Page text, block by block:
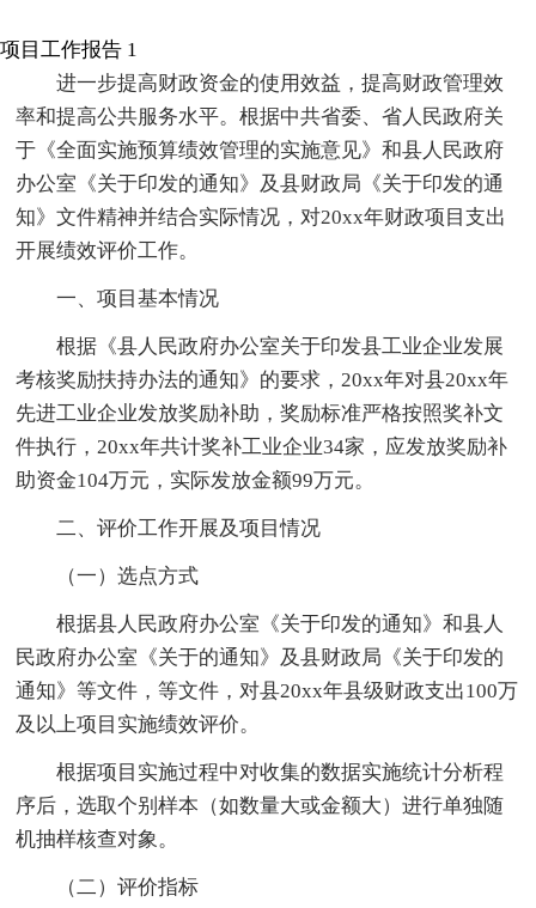
项目工作报告 1
进一步提高财政资金的使用效益，提高财政管理效
率和提高公共服务水平。根据中共省委、省人民政府关
于《全面实施预算绩效管理的实施意见》和县人民政府
办公室《关于印发的通知》及县财政局《关于印发的通
知》文件精神并结合实际情况，对20xx年财政项目支出
开展绩效评价工作。
一、项目基本情况
根据《县人民政府办公室关于印发县工业企业发展
考核奖励扶持办法的通知》的要求，20xx年对县20xx年
先进工业企业发放奖励补助，奖励标准严格按照奖补文
件执行，20xx年共计奖补工业企业34家，应发放奖励补
助资金104万元，实际发放金额99万元。
二、评价工作开展及项目情况
（一）选点方式
根据县人民政府办公室《关于印发的通知》和县人
民政府办公室《关于的通知》及县财政局《关于印发的
通知》等文件，等文件，对县20xx年县级财政支出100万
及以上项目实施绩效评价。
根据项目实施过程中对收集的数据实施统计分析程
序后，选取个别样本（如数量大或金额大）进行单独随
机抽样核查对象。
（二）评价指标